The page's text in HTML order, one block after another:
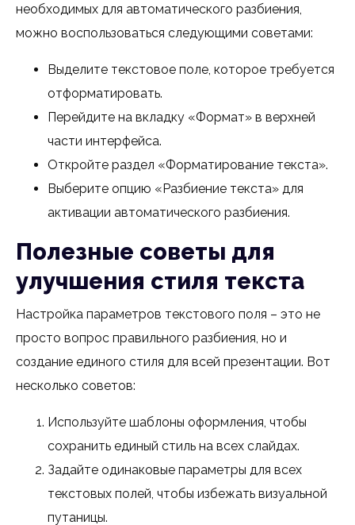
необходимых для автоматического разбиения,
можно воспользоваться следующими советами:
Выделите текстовое поле, которое требуется
отформатировать.
Перейдите на вкладку «Формат» в верхней
части интерфейса.
Откройте раздел «Форматирование текста».
Выберите опцию «Разбиение текста» для
активации автоматического разбиения.
Полезные советы для
улучшения стиля текста
Настройка параметров текстового поля – это не
просто вопрос правильного разбиения, но и
создание единого стиля для всей презентации. Вот
несколько советов:
Используйте шаблоны оформления, чтобы
сохранить единый стиль на всех слайдах.
Задайте одинаковые параметры для всех
текстовых полей, чтобы избежать визуальной
путаницы.